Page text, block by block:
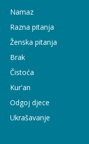
Namaz
Razna pitanja
Ženska pitanja
Brak
Čistoća
Kur'an
Odgoj djece
Ukrašavanje